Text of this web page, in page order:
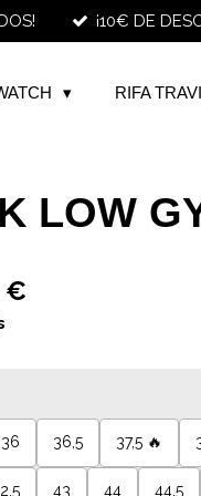
¡10€ DE
RIFA
LOW
€
36 36,5 37,5 🔥
43 44 44,5